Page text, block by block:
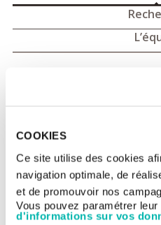
COOKIES
Ce site utilise des cookies
navigation optimale, de
et de promouvoir nos
Vous pouvez paramétrer
d'informations sur vos
objectif de faire bénéficier de la
F1LCDx – l'un des deux tests
FDA – à tous les centres
publics ou privés, désireux de
solution.